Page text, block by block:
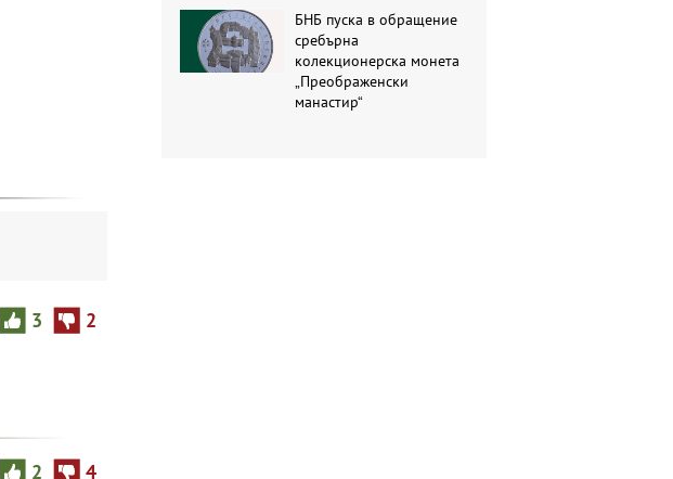
БНБ пуска в обращение
сребърна
колекционерска монета
„Преображенски
манастир“
3 2
2 4